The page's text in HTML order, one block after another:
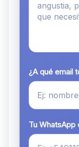
¿A qué email
Tu WhatsApp